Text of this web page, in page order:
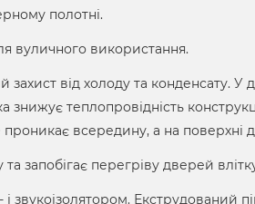
полотні.
вуличного використання.
захист від холоду та конденсату. У
теплопровідність
всередину, а на поверхні
запобігає перегріву дверей
Екструдований